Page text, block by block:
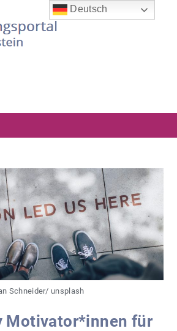
Schneider/ unsplash
Motivator*innen für
Deutsch